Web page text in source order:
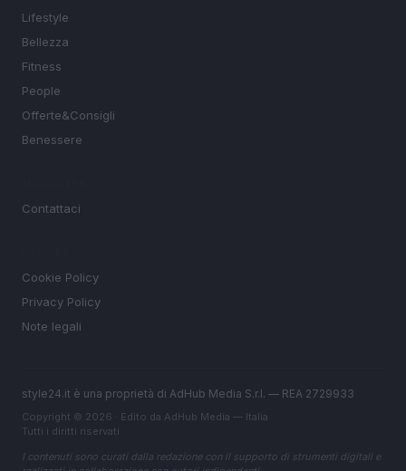
Lifestyle
Bellezza
Fitness
People
Offerte&Consigli
Benessere
Contattaci
Cookie Policy
Privacy Policy
Note legali
style24.it è una proprietà di AdHub Media S.r.l. — REA 2729933
Copyright © 2026 · Edito da AdHub Media — Italia
Tutti i diritti riservati
I contenuti sono curati dalla redazione con il supporto di strumenti digitali e